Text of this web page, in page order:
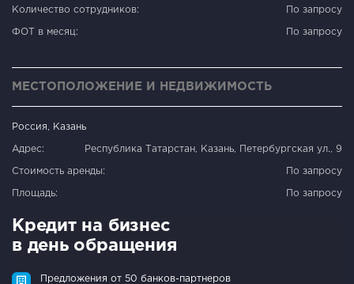
Количество сотрудников: По запросу
ФОТ в месяц: По запросу
МЕСТОПОЛОЖЕНИЕ И НЕДВИЖИМОСТЬ
Россия, Казань
Адрес: Республика Татарстан, Казань, Петербургская ул., 9
Стоимость аренды: По запросу
Площадь: По запросу
Кредит на бизнес
в день обращения
Предложения от 50 банков-партнеров